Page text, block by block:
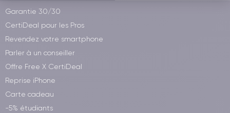
Garantie 30/30
CertiDeal pour les Pros
Revendez votre smartphone
Parler à un conseiller
Offre Free X CertiDeal
Reprise iPhone
Carte cadeau
-5% étudiants